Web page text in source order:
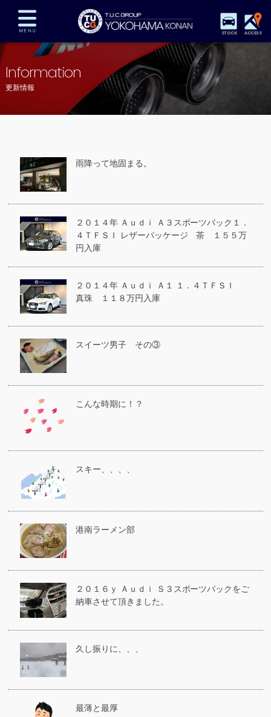
STOCK ACCESS
在庫車両情報 保証&サービス パーツリスト
TUCとは？ 店舗情報 アクセスマップ
全国納車 特別作業 注文販売
プライバシーポリシー
Information
更新情報
雨降って地固まる。
２０１４年 Ａｕｄｉ Ａ３スポーツバック１．
４ＴＦＳＩ レザーパッケージ 茶 １５５万
円入庫
２０１４年 Ａｕｄｉ Ａ１ １．４ＴＦＳＩ
真珠 １１８万円入庫
スイーツ男子 その③
こんな時期に！？
スキー、、、、
港南ラーメン部
２０１６ｙ Ａｕｄｉ Ｓ３スポーツバックをご
納車させて頂きました。
久し振りに、、、
最薄と最厚